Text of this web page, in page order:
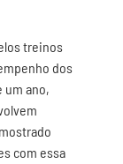
treinos
dos
um ano,
com essa